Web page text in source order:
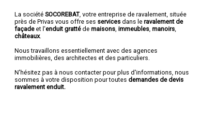
La société SOCOREBAT, votre entreprise de ravalement , située
près de Privas vous offre ses services dans le ravalement de
façade et l'enduit gratté de maisons immeubles manoirs
châteaux.
Nous travaillons essentiellement avec des agences
immobilières, des architectes et des particuliers.
N'hésitez pas à nous contacter pour plus d'informations, nous
sommes à votre disposition pour toutes demandes de devis
ravalement enduit.